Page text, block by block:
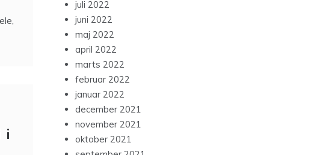
august 2021
juli 2021
juni 2021
maj 2021
april 2021
marts 2021
februar 2021
januar 2021
december 2020
november 2020